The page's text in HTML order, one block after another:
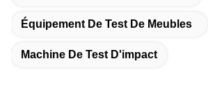
Équipement De Test De Meubles
Machine De Test D'impact